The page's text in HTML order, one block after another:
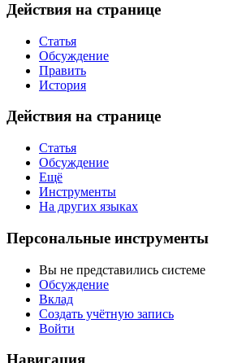
Действия на странице
Статья
Обсуждение
Править
История
Действия на странице
Статья
Обсуждение
Ещё
Инструменты
На других языках
Персональные инструменты
Вы не представились системе
Обсуждение
Вклад
Создать учётную запись
Войти